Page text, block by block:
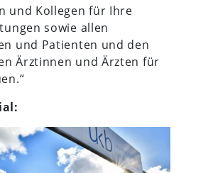
und Kollegen für Ihre
sowie allen
und Patienten und den
Ärztinnen und Ärzten für